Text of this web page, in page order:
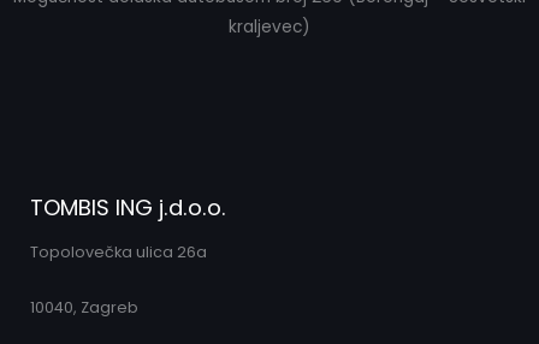
kraljevec)
TOMBIS ING j.d.o.o.
Topolovečka ulica 26a
10040, Zagreb